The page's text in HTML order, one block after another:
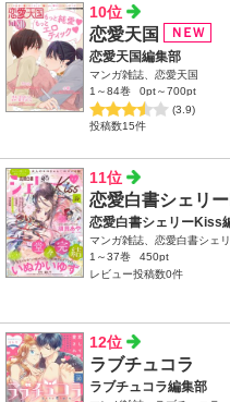
10位
恋愛天国
恋愛天国編集部
マンガ雑誌、恋愛天国
1～84巻
0pt～700pt
(3.9)
投稿数15件
11位
恋愛白書シェリ
恋愛白書シェリーKiss
マンガ雑誌、恋愛白書シェ
1～37巻
450pt
レビュー投稿数0件
12位
ラブチュコラ
ラブチュコラ編集部